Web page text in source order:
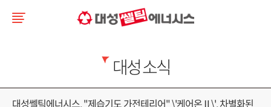
대성 소식
대성쎌틱에너시스, "제습기도 가전테리어" \'케어온Ⅱ\', 차별화된